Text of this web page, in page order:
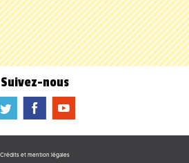
Suivez-nous
a b f
Crédits et mention légales